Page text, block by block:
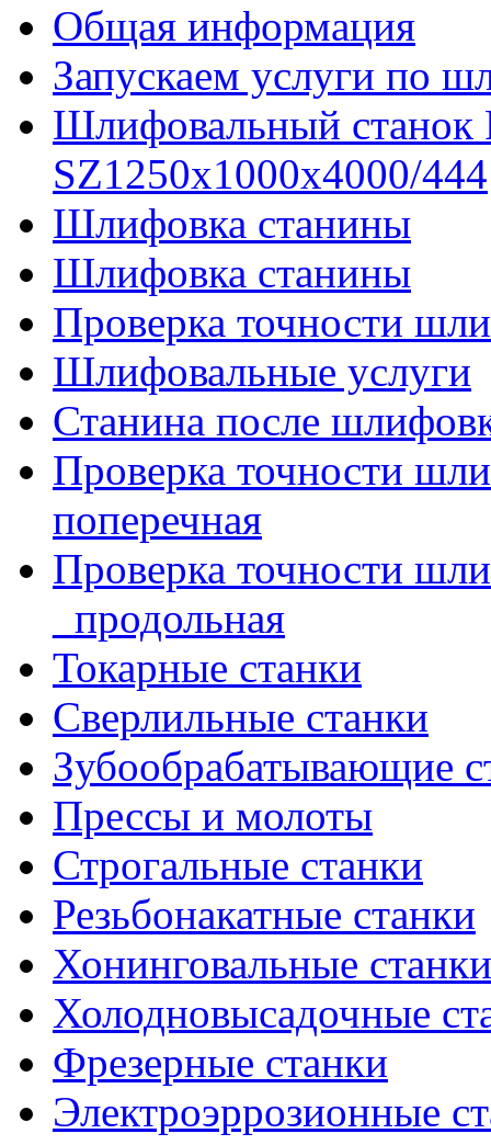
Общая информация
Запускаем услуги по
Шлифовальный
SZ1250x1000x4000/444
Шлифовка станины
Шлифовка станины
Проверка точности
Шлифовальные услуги
Станина после
Проверка точности
поперечная
Проверка точности
_продольная
Токарные станки
Сверлильные станки
Зубообрабатывающие
Прессы и молоты
Строгальные станки
Резьбонакатные станки
Хонинговальные станки
Холодновысадочные
Фрезерные станки
Электроэррозионные